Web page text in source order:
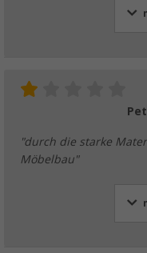
"durch die starke
Möbelbau"